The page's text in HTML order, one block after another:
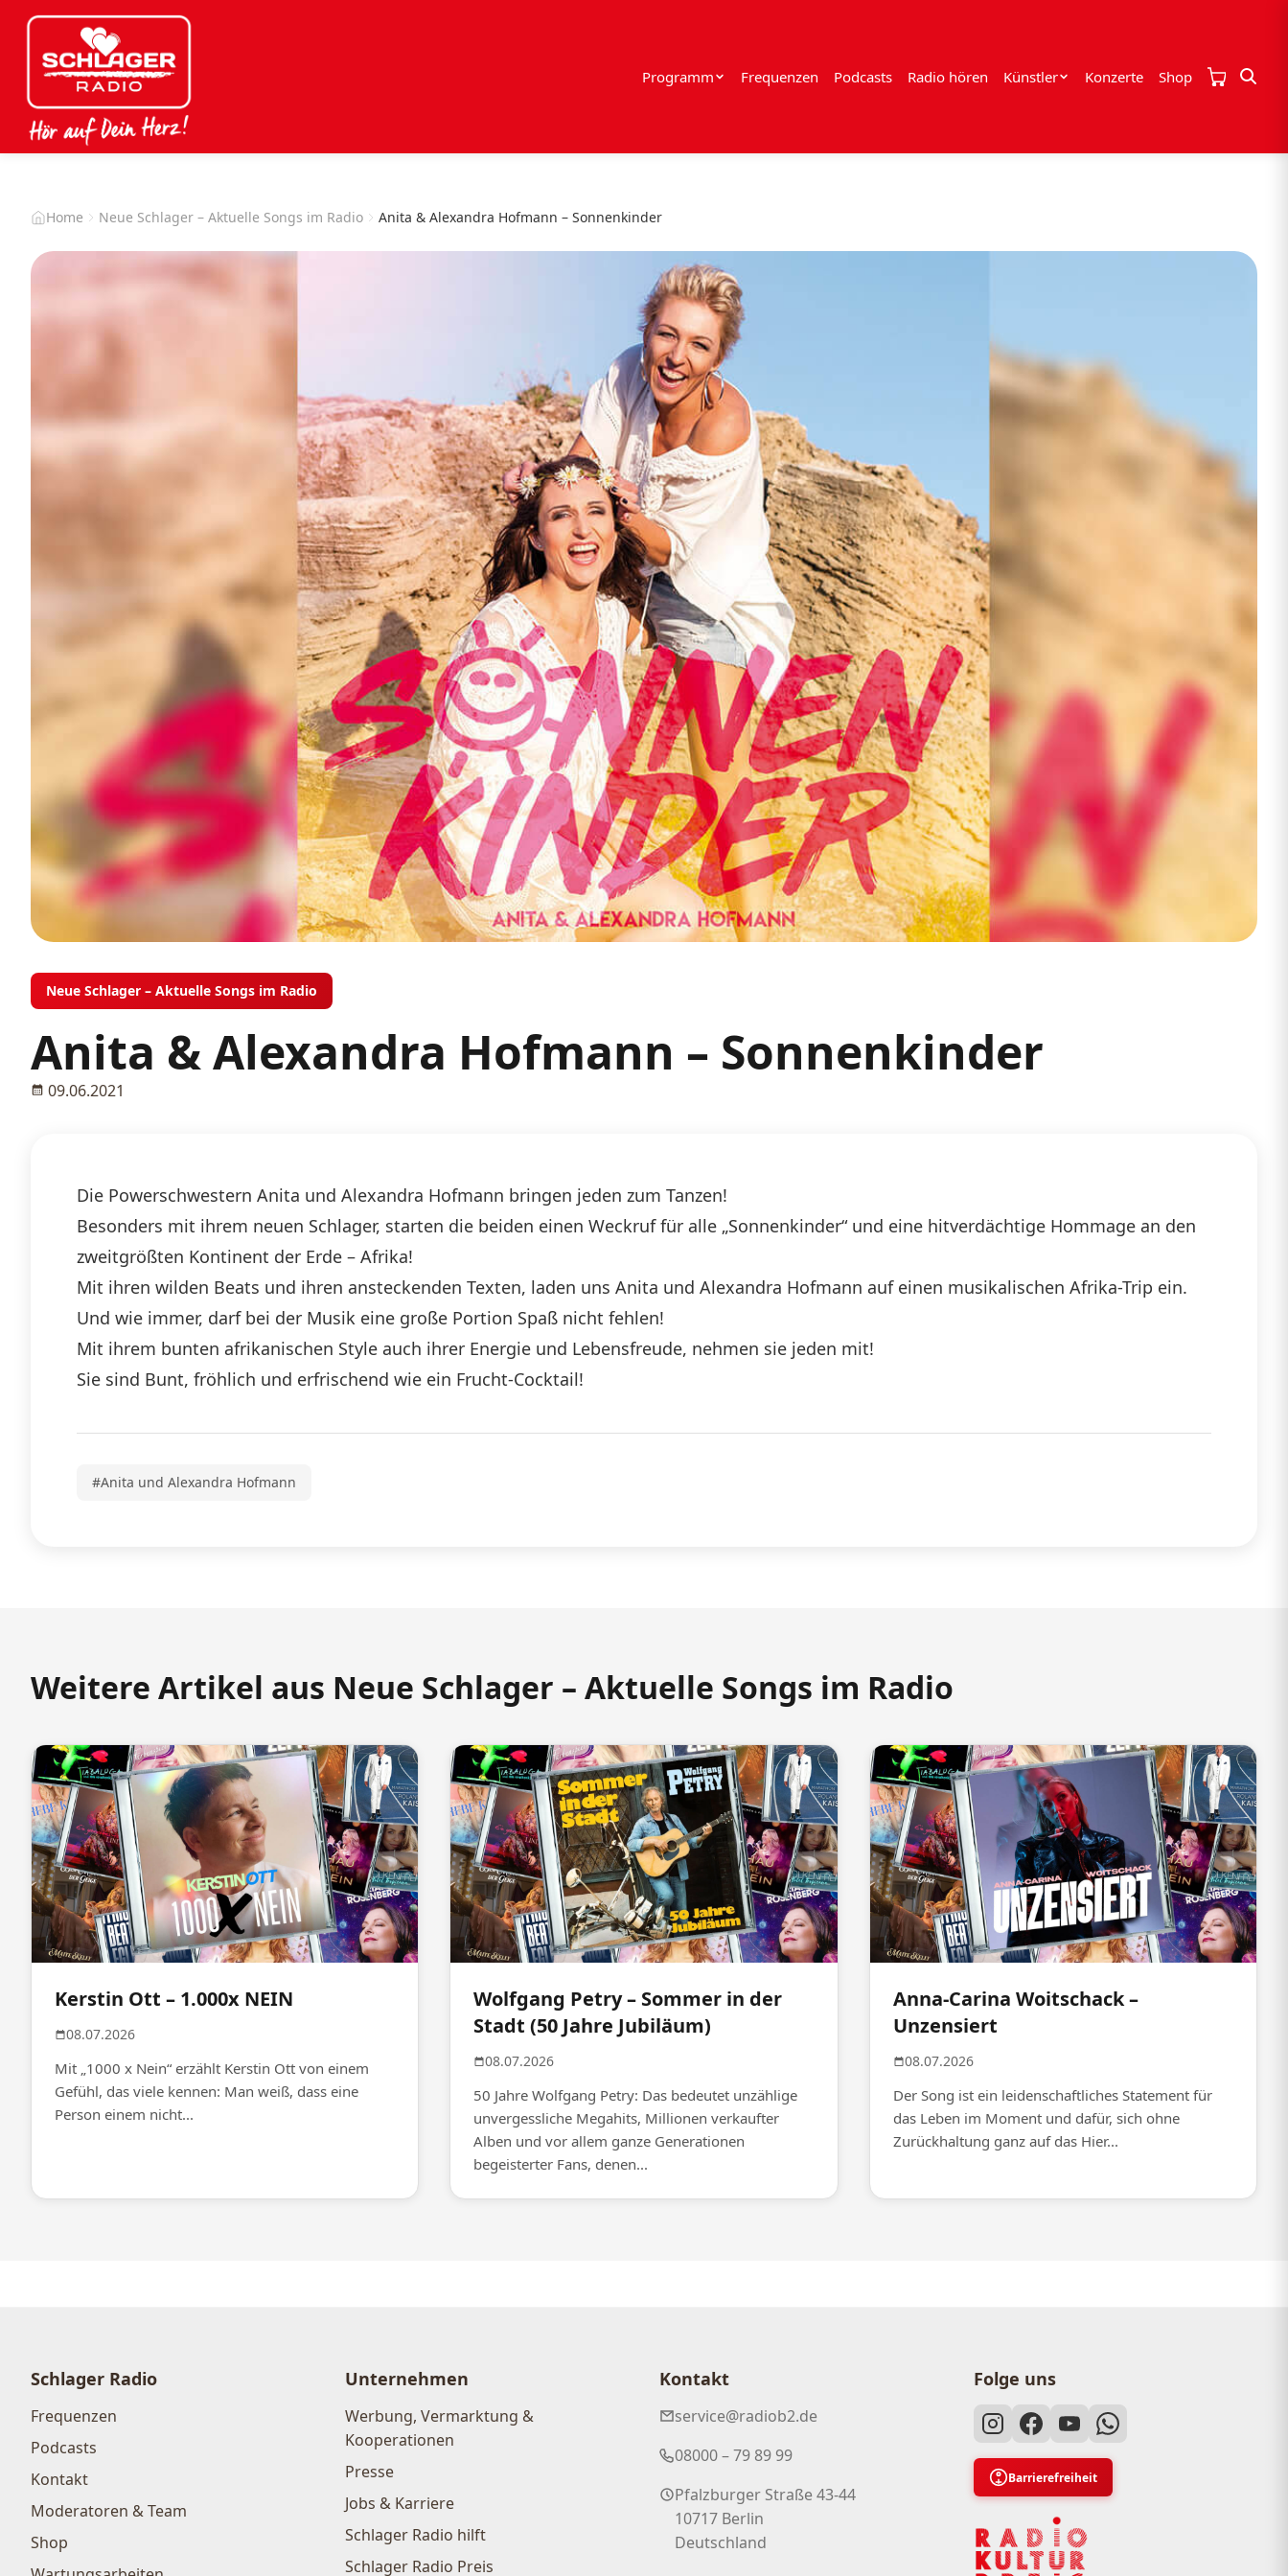
Programm Frequenzen Podcasts Radio hören Künstler Konzerte Shop
Home Neue Schlager – Aktuelle Songs im Radio Anita & Alexandra Hofmann – Sonnenkinder
Neue Schlager – Aktuelle Songs im Radio
Anita & Alexandra Hofmann – Sonnenkinder
09.06.2021
Die Powerschwestern Anita und Alexandra Hofmann bringen jeden zum Tanzen!
Besonders mit ihrem neuen Schlager, starten die beiden einen Weckruf für alle „Sonnenkinder“ und eine hitverdächtige Hommage an den
zweitgrößten Kontinent der Erde – Afrika!
Mit ihren wilden Beats und ihren ansteckenden Texten, laden uns Anita und Alexandra Hofmann auf einen musikalischen Afrika-Trip ein.
Und wie immer, darf bei der Musik eine große Portion Spaß nicht fehlen!
Mit ihrem bunten afrikanischen Style auch ihrer Energie und Lebensfreude, nehmen sie jeden mit!
Sie sind Bunt, fröhlich und erfrischend wie ein Frucht-Cocktail!
#Anita und Alexandra Hofmann
Weitere Artikel aus Neue Schlager – Aktuelle Songs im Radio
Kerstin Ott – 1.000x NEIN
08.07.2026
Mit „1000 x Nein“ erzählt Kerstin Ott von einem
Gefühl, das viele kennen: Man weiß, dass eine
Person einem nicht...
Wolfgang Petry – Sommer in der
Stadt (50 Jahre Jubiläum)
08.07.2026
50 Jahre Wolfgang Petry: Das bedeutet unzählige
unvergessliche Megahits, Millionen verkaufter
Alben und vor allem ganze Generationen
begeisterter Fans, denen...
Anna-Carina Woitschack –
Unzensiert
08.07.2026
Der Song ist ein leidenschaftliches Statement für
das Leben im Moment und dafür, sich ohne
Zurückhaltung ganz auf das Hier...
Schlager Radio
Frequenzen
Podcasts
Kontakt
Moderatoren & Team
Shop
Unternehmen
Werbung, Vermarktung &
Kooperationen
Presse
Jobs & Karriere
Schlager Radio hilft
Schlager Radio Preis
Kontakt
service@radiob2.de
08000 – 79 89 99
Pfalzburger Straße 43-44
10717 Berlin
Deutschland
Folge uns
Barrierefreiheit